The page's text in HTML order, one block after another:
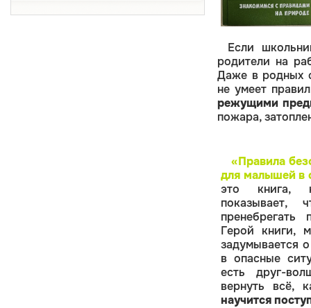
Если
родители на
Даже в родных
не умеет
режущими
пожара,
«Правила
для малышей в
это книга,
показывает,
пренебрегать
Герой книги,
задумывается
в опасные
есть друг-
вернуть всё,
научится